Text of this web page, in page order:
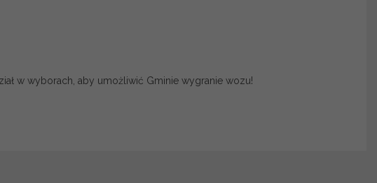
w wyborach, aby umożliwić Gminie wygranie wozu!